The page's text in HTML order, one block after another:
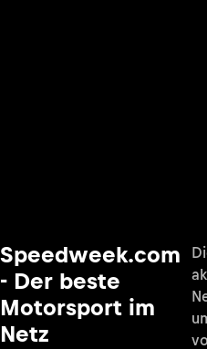
Speedweek.com
- Der beste
Motorsport im
Netz